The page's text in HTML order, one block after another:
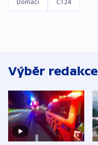
Výběr redakce